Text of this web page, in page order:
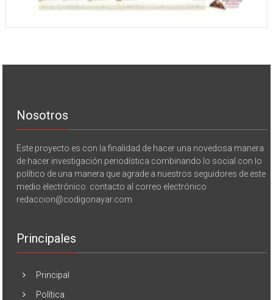
Nosotros
Este proyecto es con la finalidad de hacer una novedosa manera
de hacer investigación periodística combinando lo social con lo
político de una manera que agrade a nuestros seguidores de este
medio electrónico. contacto al correo electrónico
redaccion@codigonayar.com
Principales
Principal
Política